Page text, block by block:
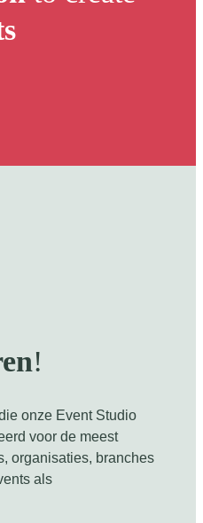
!
onze Event Studio
voor de meest
organisaties, branches
als